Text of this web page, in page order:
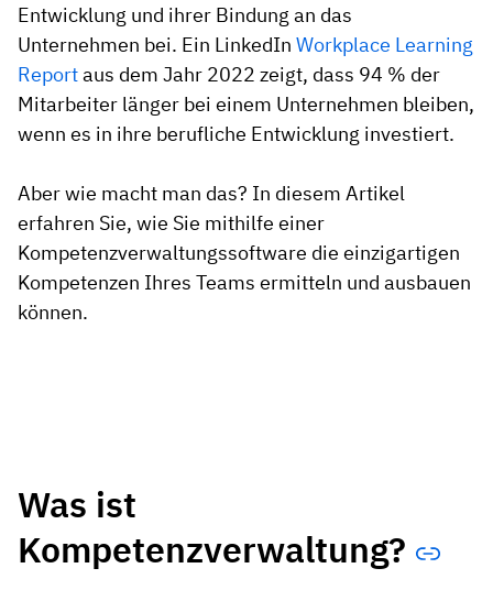
Entwicklung und ihrer Bindung an das
Unternehmen bei. Ein LinkedIn Workplace Learning
Reportaus dem Jahr 2022 zeigt, dass 94 % der
Mitarbeiter länger bei einem Unternehmen bleiben,
wenn es in ihre berufliche Entwicklung investiert.
Aber wie macht man das? In diesem Artikel
erfahren Sie, wie Sie mithilfe einer
Kompetenzverwaltungssoftware die einzigartigen
Kompetenzen Ihres Teams ermitteln und ausbauen
können.
Was ist
Kompetenzverwaltung?